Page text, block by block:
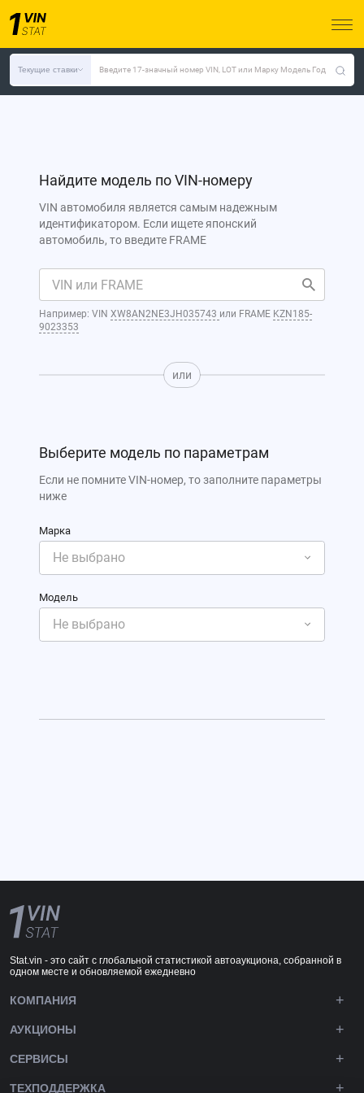
Текущие ставки Введите 17-значный номер VIN, LOT или Марку Модель Год
Найдите модель по VIN-номеру
VIN автомобиля является самым надежным
идентификатором. Если ищете японский
автомобиль, то введите FRAME
Например: VIN XW8AN2NE3JH035743 или FRAME KZN185-
9023353
или
Выберите модель по параметрам
Если не помните VIN-номер, то заполните параметры
ниже
Марка
Модель
Stat.vin - это сайт с глобальной статистикой автоаукциона, собранной в
одном месте и обновляемой ежедневно
КОМПАНИЯ
АУКЦИОНЫ
СЕРВИСЫ
ТЕХПОДДЕРЖКА